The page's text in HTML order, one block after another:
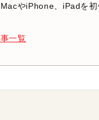
やiPhone、iPadを
一覧